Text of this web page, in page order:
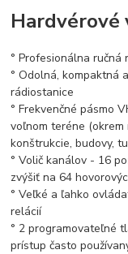
° Profesionálna
° Odolná, kompaktná
rádiostanice
° Frekvenčné pásmo
voľnom teréne (okrem
konštrukcie, budovy,
° Volič kanálov - 16
zvýšiť na 64
° Veľké a ľahko
relácií
° 2 programovateľné
prístup často